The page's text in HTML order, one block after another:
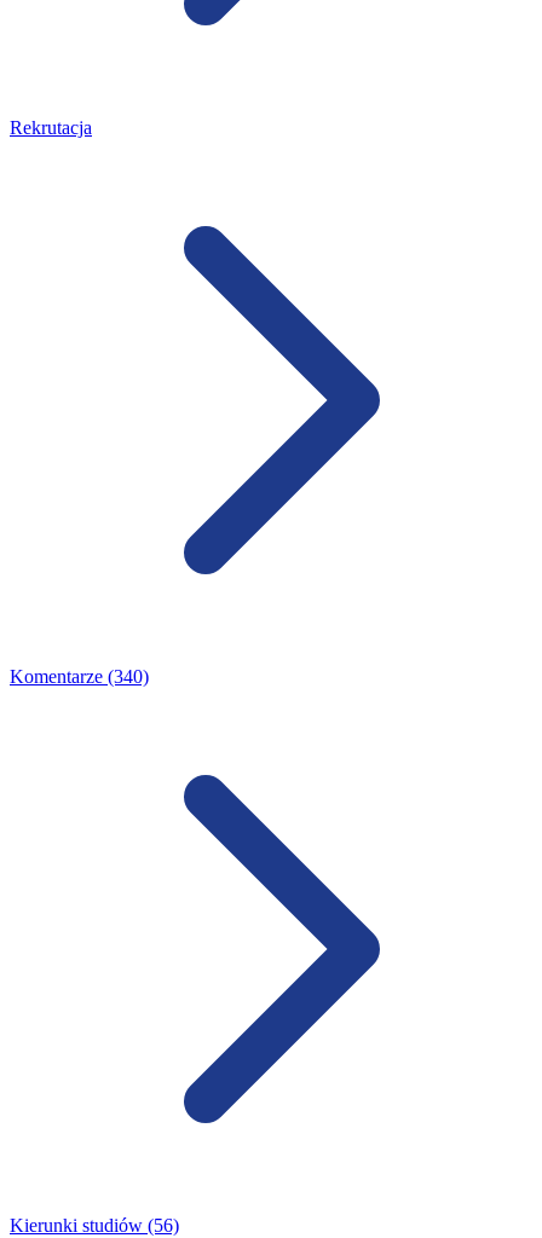
Rekrutacja
Komentarze (340)
Kierunki studiów (56)